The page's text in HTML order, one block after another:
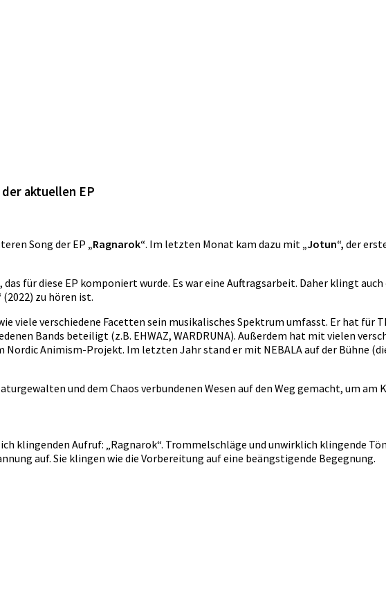
aktuellen EP
Song der EP „Ragnarok“. Im letzten Monat kam dazu mit„Jotun“, der
das für diese EP komponiert wurde. Es war eine Auftragsarbeit. Daher klingt
(2022) zu hören ist.
viele verschiedene Facetten sein musikalisches Spektrum umfasst. Er hat für
Bands beteiligt (z.B. EHWAZ, WARDRUNA). Außerdem hat mit vielen
Nordic Animism-Projekt. Im letzten Jahr stand er mit NEBALA auf der Bühne
und dem Chaos verbundenen Wesen auf den Weg gemacht, um
klingenden Aufruf: „Ragnarok“. Trommelschläge und unwirklich klingende
auf. Sie klingen wie die Vorbereitung auf eine beängstigende Begegnung.